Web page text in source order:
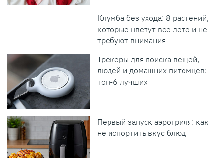
Клумба без ухода: 8 растений,
которые цветут все лето и не
требуют внимания
Трекеры для поиска вещей,
людей и домашних питомцев:
топ-6 лучших
Первый запуск аэрогриля: как
не испортить вкус блюд